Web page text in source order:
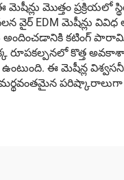
మొత్తం ప్రక్రియలో
EDM మెషీన్లు వివిధ
కటింగ్
కొత్త
ఉంటుంది. ఈ మెషీన్ల
సమర్థవంతమైన